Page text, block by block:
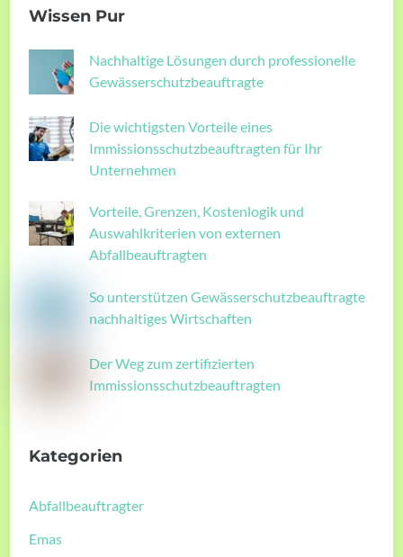
Wissen Pur
Nachhaltige Lösungen durch professionelle
Gewässerschutzbeauftragte
Die wichtigsten Vorteile eines
Immissionsschutzbeauftragten für Ihr
Unternehmen
Vorteile, Grenzen, Kostenlogik und
Auswahlkriterien von externen
Abfallbeauftragten
So unterstützen Gewässerschutzbeauftragte
nachhaltiges Wirtschaften
Der Weg zum zertifizierten
Immissionsschutzbeauftragten
Kategorien
Abfallbeauftragter
Emas